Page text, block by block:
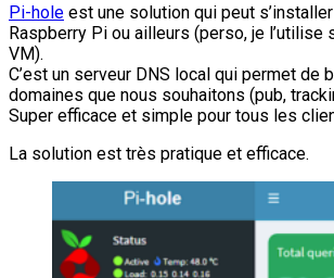
Pi-hole est une solution qui peut
Raspberry Pi ou ailleurs (perso, je l’utilise
VM).
C’est un serveur DNS local qui permet de
domaines que nous souhaitons (pub,
Super efficace et simple pour tous les
La solution est très pratique et efficace.